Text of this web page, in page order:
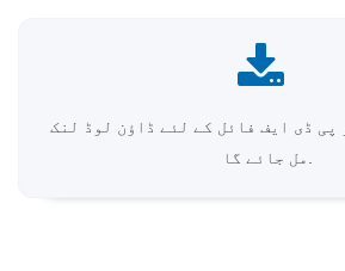
پی ڈی ایف فائل کے لئے ڈاؤن لوڈ لنک